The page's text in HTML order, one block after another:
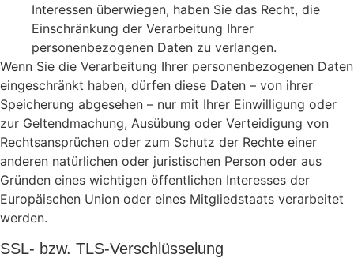
Interessen überwiegen, haben Sie das Recht, die
Einschränkung der Verarbeitung Ihrer
personenbezogenen Daten zu verlangen.
Wenn Sie die Verarbeitung Ihrer personenbezogenen Daten
eingeschränkt haben, dürfen diese Daten – von ihrer
Speicherung abgesehen – nur mit Ihrer Einwilligung oder
zur Geltendmachung, Ausübung oder Verteidigung von
Rechtsansprüchen oder zum Schutz der Rechte einer
anderen natürlichen oder juristischen Person oder aus
Gründen eines wichtigen öffentlichen Interesses der
Europäischen Union oder eines Mitgliedstaats verarbeitet
werden.
SSL- bzw. TLS-Verschlüsselung